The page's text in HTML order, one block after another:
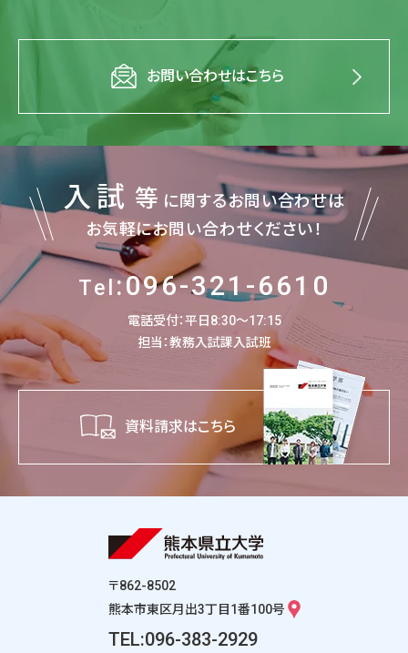
お問い合わせはこちら
入試 等 に関するお問い合わせは
お気軽にお問い合わせください！
Tel :096-321-6610
電話受付：平日8:30～17:15
担当：教務入試課入試班
資料請求はこちら
〒862-8502
熊本市東区月出3丁目1番100号
TEL:096-383-2929